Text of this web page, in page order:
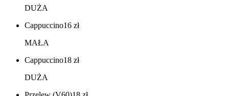
DUŻA
Cappuccino16 zł
MAŁA
Cappuccino18 zł
DUŻA